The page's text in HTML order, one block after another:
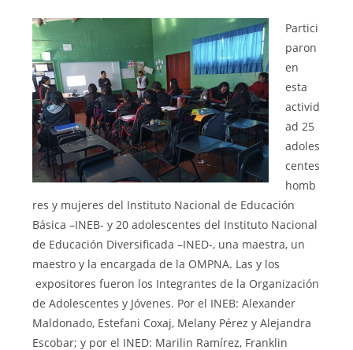
Partici
paron
en
esta
activid
ad 25
adoles
centes
homb
res y mujeres del Instituto Nacional de Educación
Básica –INEB- y 20 adolescentes del Instituto Nacional
de Educación Diversificada –INED-, una maestra, un
maestro y la encargada de la OMPNA. Las y los
expositores fueron los Integrantes de la Organización
de Adolescentes y Jóvenes. Por el INEB: Alexander
Maldonado, Estefani Coxaj, Melany Pérez y Alejandra
Escobar; y por el INED: Marilin Ramírez, Franklin